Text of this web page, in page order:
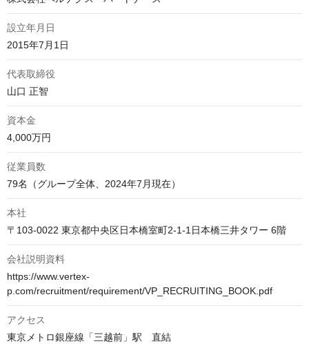
設立年月日
2015年7月1日
代表取締役
山口 正智
資本金
4,000万円
従業員数
79名（グループ全体、2024年7月現在）
本社
〒103-0022 東京都中央区日本橋室町2-1-1日本橋三井タワー 6階
会社説明資料
https://www.vertex-
p.com/recruitment/requirement/VP_RECRUITING_BOOK.pdf
アクセス
東京メトロ銀座線「三越前」駅　直結